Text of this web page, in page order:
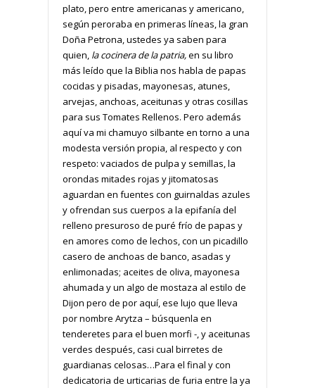
plato, pero entre americanas y americano,
según peroraba en primeras líneas, la gran
Doña Petrona, ustedes ya saben para
quien, la cocinera de la patria,en su libro
más leído que la Biblia nos habla de papas
cocidas y pisadas, mayonesas, atunes,
arvejas, anchoas, aceitunas y otras cosillas
para sus Tomates Rellenos. Pero además
aquí va mi chamuyo silbante en torno a una
modesta versión propia, al respecto y con
respeto: vaciados de pulpa y semillas, la
orondas mitades rojas y jitomatosas
aguardan en fuentes con guirnaldas azules
y ofrendan sus cuerpos a la epifanía del
relleno presuroso de puré frío de papas y
en amores como de lechos, con un picadillo
casero de anchoas de banco, asadas y
enlimonadas; aceites de oliva, mayonesa
ahumada y un algo de mostaza al estilo de
Dijon pero de por aquí, ese lujo que lleva
por nombre Arytza – búsquenla en
tenderetes para el buen morfi -, y aceitunas
verdes después, casi cual birretes de
guardianas celosas…Para el final y con
dedicatoria de urticarias de furia entre la ya